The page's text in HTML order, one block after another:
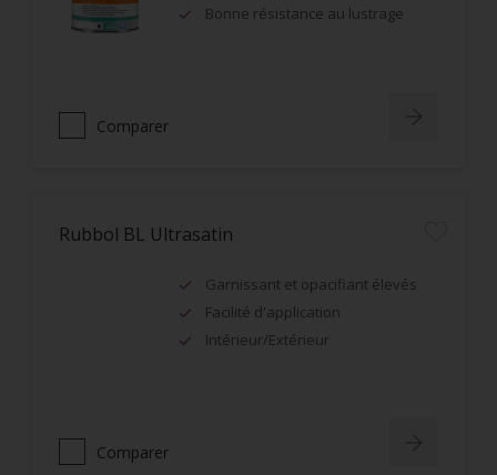
Bonne résistance au lustrage
Comparer
Rubbol BL Ultrasatin
Garnissant et opacifiant élevés
Facilité d'application
Intérieur/Extérieur
Comparer